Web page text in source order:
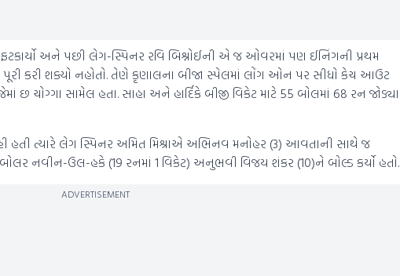
ફટકાર્યો અને પછી લેગ-સ્પિનર ​​રવિ બિશ્નોઈની એ જ ઓવરમાં પણ ઈનિંગની પ્રથમ
પૂરી કરી શક્યો નહોતો. તેણે કૃણાલના બીજા સ્પેલમાં લોંગ ઓન પર સીધો કેચ આઉટ
છ ચોગ્ગા સામેલ હતા. સાહા અને હાર્દિકે બીજી વિકેટ માટે 55 બોલમાં 68 રન જોડ્યા
હતી ત્યારે લેગ સ્પિનર ​​અમિત મિશ્રાએ અભિનવ મનોહર (3) આવતાની સાથે જ
નવીન-ઉલ-હકે (19 રનમાં 1 વિકેટ) અનુભવી વિજય શંકર (10)ને બોલ્ડ કર્યો હતો.
ADVERTISEMENT